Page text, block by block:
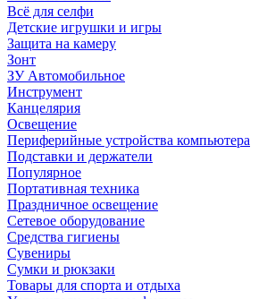
Всё для селфи
Детские игрушки и игры
Защита на камеру
Зонт
ЗУ Автомобильное
Инструмент
Канцелярия
Освещение
Периферийные устройства компьютера
Подставки и держатели
Популярное
Портативная техника
Праздничное освещение
Сетевое оборудование
Средства гигиены
Сувениры
Сумки и рюкзаки
Товары для спорта и отдыха